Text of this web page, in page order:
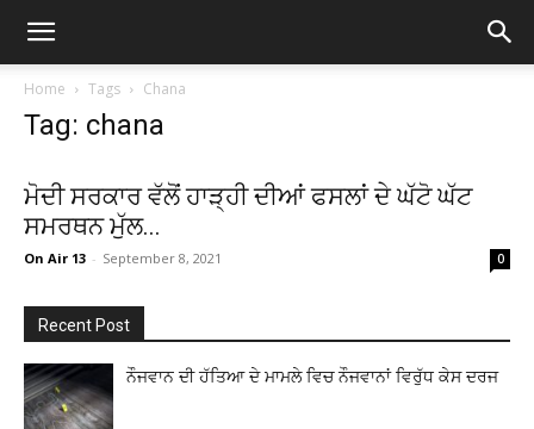
Home Tags Chana
Tag: chana
ਮੋਦੀ ਸਰਕਾਰ ਵੱਲੋਂ ਹਾੜ੍ਹੀ ਦੀਆਂ ਫਸਲਾਂ ਦੇ ਘੱਟੋ ਘੱਟ
ਸਮਰਥਨ ਮੁੱਲ...
On Air 13 - September 8, 2021 0
Recent Post
ਨੌਜਵਾਨ ਦੀ ਹੱਤਿਆ ਦੇ ਮਾਮਲੇ ਵਿਚ ਨੌਜਵਾਨਾਂ ਵਿਰੁੱਧ ਕੇਸ ਦਰਜ